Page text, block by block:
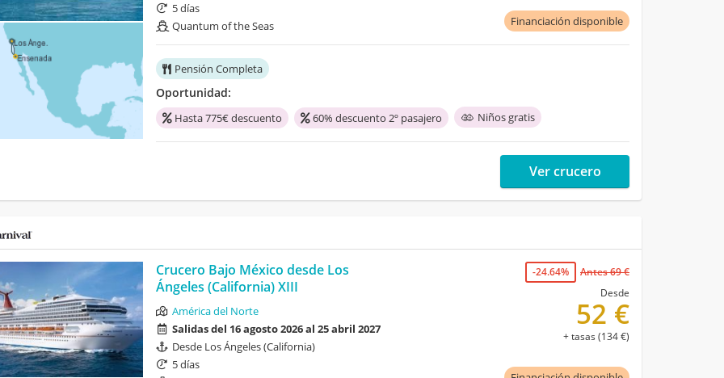
5 días
Quantum of the Seas
Pensión Completa
Oportunidad:
Hasta 775€ descuento 60% descuento 2º pasajero Niños gratis
Financiación disponible
Ver crucero
Crucero Bajo México desde Los
Ángeles (California) XIII
América del Norte
Salidas del 16 agosto 2026 al 25 abril 2027
Desde Los Ángeles (California)
5 días
-24.64%
Antes 69 €
Desde
52 €
+ tasas (134 €)